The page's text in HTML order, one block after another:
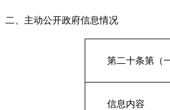
二、主动公开政府信息情况
第二十条第（
信息内容